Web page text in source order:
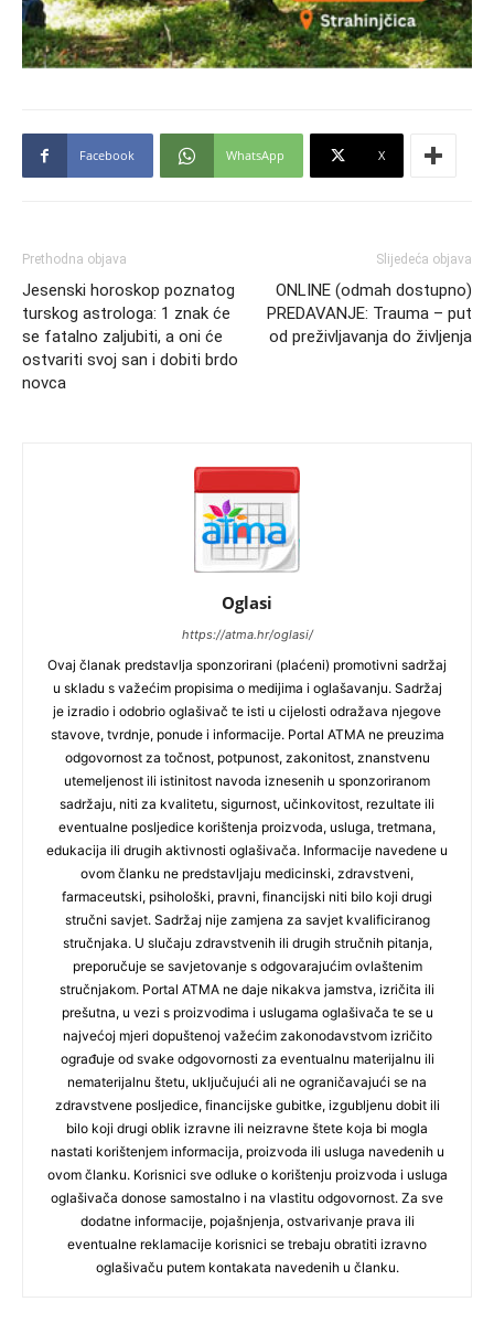
Facebook WhatsApp X
Prethodna objava
Jesenski horoskop poznatog
turskog astrologa: 1 znak će
se fatalno zaljubiti, a oni će
ostvariti svoj san i dobiti brdo
novca
Slijedeća objava
ONLINE (odmah dostupno)
PREDAVANJE: Trauma – put
od preživljavanja do življenja
Oglasi
https://atma.hr/oglasi/
Ovaj članak predstavlja sponzorirani (plaćeni) promotivni sadržaj
u skladu s važećim propisima o medijima i oglašavanju. Sadržaj
je izradio i odobrio oglašivač te isti u cijelosti odražava njegove
stavove, tvrdnje, ponude i informacije. Portal ATMA ne preuzima
odgovornost za točnost, potpunost, zakonitost, znanstvenu
utemeljenost ili istinitost navoda iznesenih u sponzoriranom
sadržaju, niti za kvalitetu, sigurnost, učinkovitost, rezultate ili
eventualne posljedice korištenja proizvoda, usluga, tretmana,
edukacija ili drugih aktivnosti oglašivača. Informacije navedene u
ovom članku ne predstavljaju medicinski, zdravstveni,
farmaceutski, psihološki, pravni, financijski niti bilo koji drugi
stručni savjet. Sadržaj nije zamjena za savjet kvalificiranog
stručnjaka. U slučaju zdravstvenih ili drugih stručnih pitanja,
preporučuje se savjetovanje s odgovarajućim ovlaštenim
stručnjakom. Portal ATMA ne daje nikakva jamstva, izričita ili
prešutna, u vezi s proizvodima i uslugama oglašivača te se u
najvećoj mjeri dopuštenoj važećim zakonodavstvom izričito
ograđuje od svake odgovornosti za eventualnu materijalnu ili
nematerijalnu štetu, uključujući ali ne ograničavajući se na
zdravstvene posljedice, financijske gubitke, izgubljenu dobit ili
bilo koji drugi oblik izravne ili neizravne štete koja bi mogla
nastati korištenjem informacija, proizvoda ili usluga navedenih u
ovom članku. Korisnici sve odluke o korištenju proizvoda i usluga
oglašivača donose samostalno i na vlastitu odgovornost. Za sve
dodatne informacije, pojašnjenja, ostvarivanje prava ili
eventualne reklamacije korisnici se trebaju obratiti izravno
oglašivaču putem kontakata navedenih u članku.